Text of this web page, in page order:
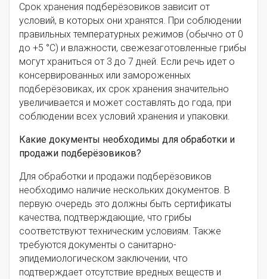
Срок хранения подберёзовиков зависит от
условий, в которых они хранятся. При соблюдении
правильных температурных режимов (обычно от 0
до +5 °C) и влажности, свежезаготовленные грибы
могут храниться от 3 до 7 дней. Если речь идет о
консервированных или замороженных
подберёзовиках, их срок хранения значительно
увеличивается и может составлять до года, при
соблюдении всех условий хранения и упаковки.
Какие документы необходимы для обработки и
продажи подберёзовиков?
Для обработки и продажи подберёзовиков
необходимо наличие нескольких документов. В
первую очередь это должны быть сертификаты
качества, подтверждающие, что грибы
соответствуют техническим условиям. Также
требуются документы о санитарно-
эпидемиологическом заключении, что
подтверждает отсутствие вредных веществ и